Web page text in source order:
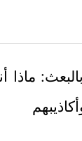
بالبعث: